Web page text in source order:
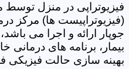
فیزیوتراپی در منزل توسط
(فیزیوتراپیست ها) مرکز
جوپار ارائه و اجرا می
بیمار، برنامه های
بهینه سازی حالت فیزیکی